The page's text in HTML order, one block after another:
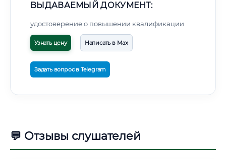
ВЫДАВАЕМЫЙ ДОКУМЕНТ:
удостоверение о повышении квалификации
Узнать цену Написать в Max
Задать вопрос в Telegram
💬 Отзывы слушателей